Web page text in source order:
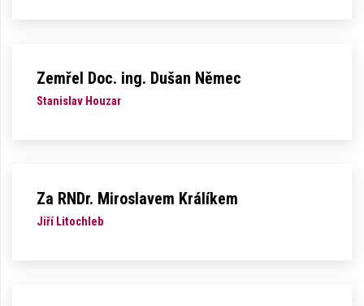
Zemřel Doc. ing. Dušan Němec
Stanislav Houzar
Za RNDr. Miroslavem Králíkem
Jiří Litochleb